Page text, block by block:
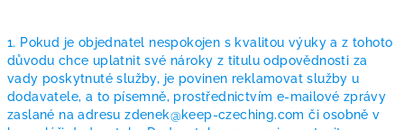
1. Pokud je objednatel nespokojen s kvalitou výuky a z tohoto
důvodu chce uplatnit své nároky z titulu odpovědnosti za
vady poskytnuté služby, je povinen reklamovat služby u
dodavatele, a to písemně, prostřednictvím e-mailové zprávy
zaslané na adresu zdenek@keep-czeching.com či osobně v